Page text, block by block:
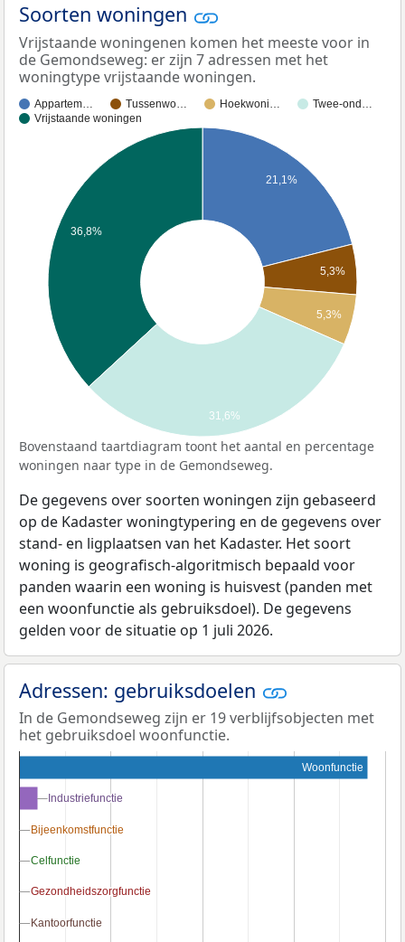
Soorten woningen
Vrijstaande woningenen komen het meeste voor in
de Gemondseweg: er zijn 7 adressen met het
woningtype vrijstaande woningen.
Appartem… Tussenwo… Hoekwoni…
Twee-ond…
Vrijstaande woningen
21,1%
5,3%
5,3%
36,8%
31,6%
Bovenstaand taartdiagram toont het aantal en percentage
woningen naar type in de Gemondseweg.
De gegevens over soorten woningen zijn gebaseerd
op de Kadaster woningtypering en de gegevens over
stand- en ligplaatsen van het Kadaster. Het soort
woning is geografisch-algoritmisch bepaald voor
panden waarin een woning is huisvest (panden met
een woonfunctie als gebruiksdoel). De gegevens
gelden voor de situatie op 1 juli 2026.
Adressen: gebruiksdoelen
In de Gemondseweg zijn er 19 verblijfsobjecten met
het gebruiksdoel woonfunctie.
Woonfunctie
Industriefunctie
Industriefunctie
Bijeenkomstfunctie
Bijeenkomstfunctie
Celfunctie
Celfunctie
Gezondheidszorgfunctie
Gezondheidszorgfunctie
Kantoorfunctie
Kantoorfunctie